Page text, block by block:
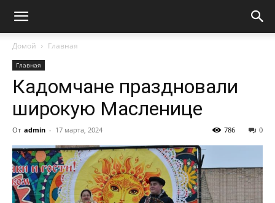
Домой Главная
Главная
Кадомчане праздновали
широкую Масленицe
От admin - 17 марта, 2024 0
786